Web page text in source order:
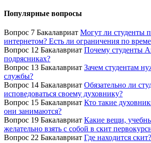
Популярные вопросы
Вопрос 7 Бакалавриат Могут ли студенты
интернетом? Есть ли ограничения по
Вопрос 12 Бакалавриат Почему студенты
подрясниках?
Вопрос 13 Бакалавриат Зачем студентам
службы?
Вопрос 14 Бакалавриат Обязательно ли
исповедоваться своему духовнику?
Вопрос 15 Бакалавриат Кто такие
они занимаются?
Вопрос 19 Бакалавриат Какие вещи,
желательно взять с собой в скит
Вопрос 22 Бакалавриат Где находится скит?